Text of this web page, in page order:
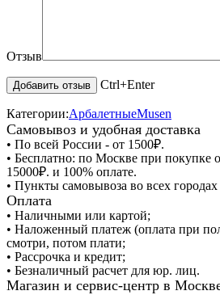
Отзыв
Ctrl+Enter
Категории:АрбалетныеMusen
Самовывоз и удобная доставка
• По всей России - от 1500₽.
• Бесплатно: по Москве при покупке
15000₽. и 100% оплате.
• Пункты самовывоза во всех
Оплата
• Наличными или картой;
• Наложенный платеж (оплата при
смотри, потом плати;
• Рассрочка и кредит;
• Безналичный расчет для юр. лиц.
Магазин и сервис-центр в